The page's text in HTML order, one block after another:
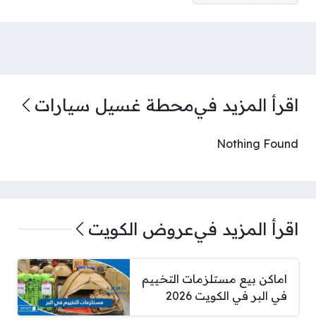
اقرأ المزيد فيمحطة غسيل سيارات
Nothing Found
اقرأ المزيد فيعروض الكويت
اماكن بيع مستلزمات التخييم
في البر في الكويت 2026